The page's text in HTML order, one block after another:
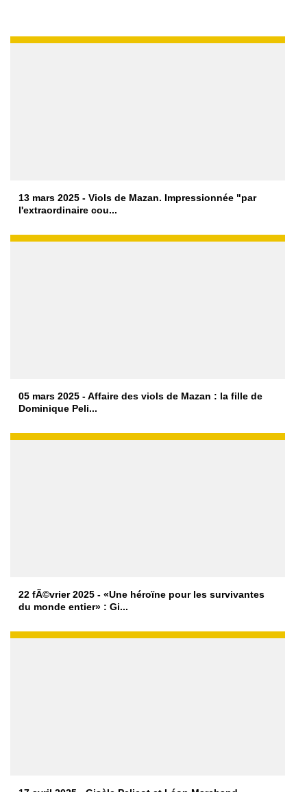
13 mars 2025 - Viols de Mazan. Impressionnée "par
l'extraordinaire cou...
05 mars 2025 - Affaire des viols de Mazan : la fille de
Dominique Peli...
22 fÃ©vrier 2025 - «Une héroïne pour les survivantes
du monde entier» : Gi...